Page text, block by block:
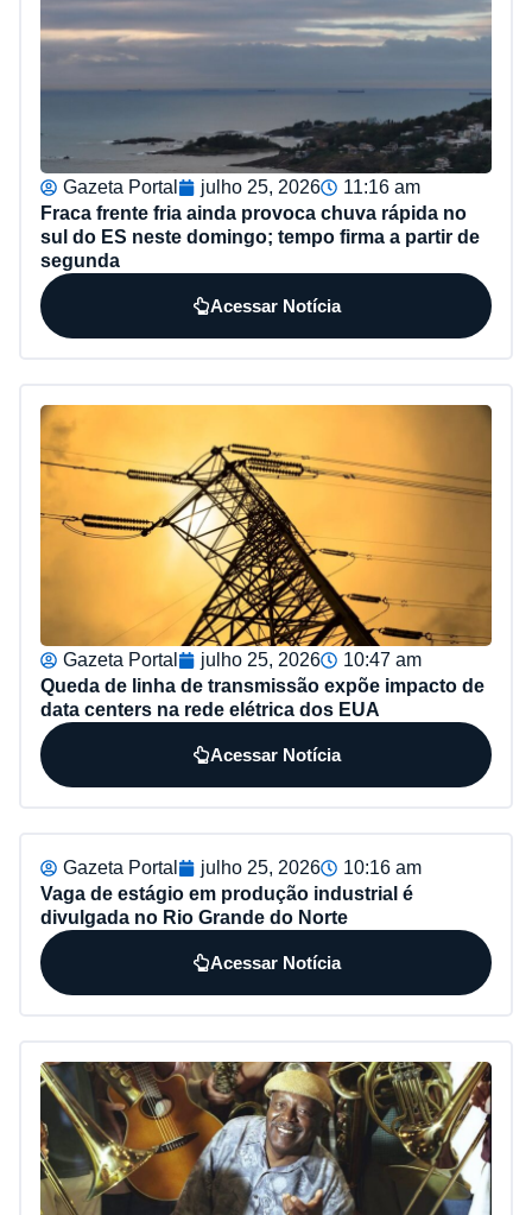
Gazeta Portal julho 25, 2026
11:16 am
Fraca frente fria ainda provoca chuva rápida no
sul do ES neste domingo; tempo firma a partir de
segunda
Acessar Notícia
Gazeta Portal julho 25, 2026
10:47 am
Queda de linha de transmissão expõe impacto de
data centers na rede elétrica dos EUA
Acessar Notícia
Gazeta Portal julho 25, 2026
10:16 am
Vaga de estágio em produção industrial é
divulgada no Rio Grande do Norte
Acessar Notícia